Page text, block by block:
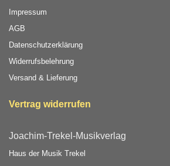
Impressum
AGB
Datenschutzerklärung
Widerrufsbelehrung
Versand & Lieferung
Vertrag widerrufen
Joachim-Trekel-Musikverlag
Haus der Musik Trekel